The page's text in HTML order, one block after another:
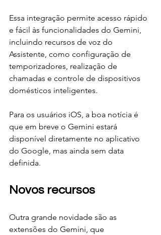
Essa integração permite acesso rápido
e fácil às funcionalidades do Gemini,
incluindo recursos de voz do
Assistente, como configuração de
temporizadores, realização de
chamadas e controle de dispositivos
domésticos inteligentes.
Para os usuários iOS, a boa notícia é
que em breve o Gemini estará
disponível diretamente no aplicativo
do Google, mas ainda sem data
definida.
Novos recursos
Outra grande novidade são as
extensões do Gemini, que